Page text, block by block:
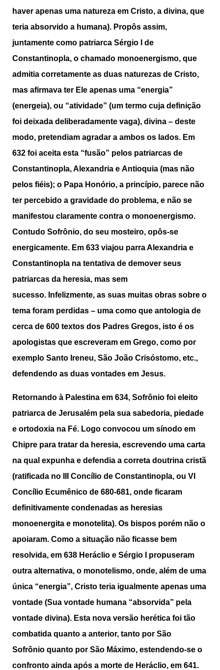
haver apenas uma natureza em Cristo, a divina, que
teria absorvido a humana). Propôs assim,
juntamente como patriarca Sérgio I de
Constantinopla, o chamado monoenergismo, que
admitia corretamente as duas naturezas de Cristo,
mas afirmava ter Ele apenas uma “energia”
(energeia), ou “atividade” (um termo cuja definição
foi deixada deliberadamente vaga), divina – deste
modo, pretendiam agradar a ambos os lados. Em
632 foi aceita esta “fusão” pelos patriarcas de
Constantinopla, Alexandria e Antioquia (mas não
pelos fiéis); o Papa Honório, a princípio, parece não
ter percebido a gravidade do problema, e não se
manifestou claramente contra o monoenergismo.
Contudo Sofrônio, do seu mosteiro, opôs-se
energicamente. Em 633 viajou parra Alexandria e
Constantinopla na tentativa de demover seus
patriarcas da heresia, mas sem
sucesso. Infelizmente, as suas muitas obras sobre o
tema foram perdidas – uma como que antologia de
cerca de 600 textos dos Padres Gregos, isto é os
apologistas que escreveram em Grego, como por
exemplo Santo Ireneu, São João Crisóstomo, etc.,
defendendo as duas vontades em Jesus.
Retornando à Palestina em 634, Sofrônio foi eleito
patriarca de Jerusalém pela sua sabedoria, piedade
e ortodoxia na Fé. Logo convocou um sínodo em
Chipre para tratar da heresia, escrevendo uma carta
na qual expunha e defendia a correta doutrina cristã
(ratificada no III Concílio de Constantinopla, ou VI
Concílio Ecumênico de 680-681, onde ficaram
definitivamente condenadas as heresias
monoenergita e monotelita). Os bispos porém não o
apoiaram. Como a situação não ficasse bem
resolvida, em 638 Heráclio e Sérgio I propuseram
outra alternativa, o monotelismo, onde, além de uma
única “energia”, Cristo teria igualmente apenas uma
vontade (Sua vontade humana “absorvida” pela
vontade divina). Esta nova versão herética foi tão
combatida quanto a anterior, tanto por São
Sofrônio quanto por São Máximo, estendendo-se o
confronto ainda após a morte de Heráclio, em 641.